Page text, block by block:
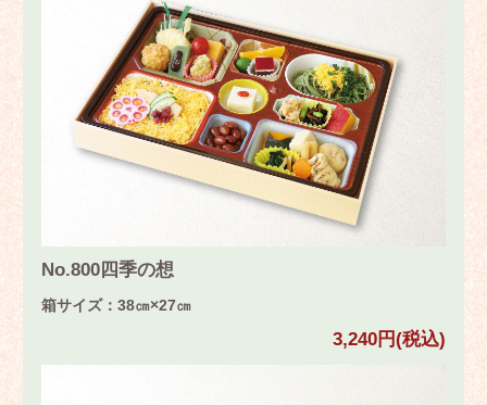
No.800四季の想
箱サイズ：38㎝×27㎝
3,240円(税込)